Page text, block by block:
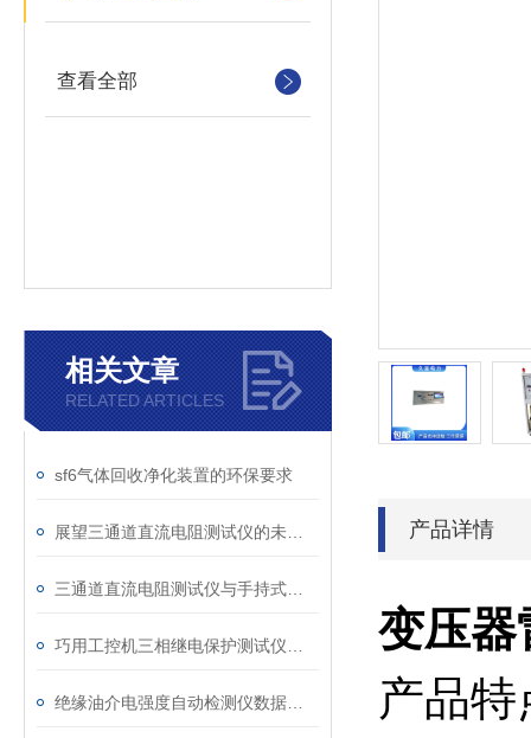
查看全部
相关文章
RELATED ARTICLES
sf6气体回收净化装置的环保要求
产品详情
变压器
产品特